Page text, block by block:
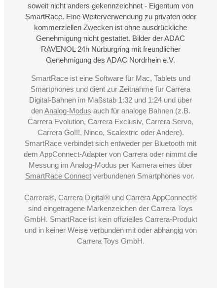
soweit nicht anders gekennzeichnet - Eigentum von
SmartRace. Eine Weiterverwendung zu privaten oder
kommerziellen Zwecken ist ohne ausdrückliche
Genehmigung nicht gestattet. Bilder der ADAC
RAVENOL 24h Nürburgring mit freundlicher
Genehmigung des ADAC Nordrhein e.V.
SmartRace ist eine Software für Mac, Tablets und
Smartphones und dient zur Zeitnahme für Carrera
Digital-Bahnen im Maßstab 1:32 und 1:24 und über
denAnalog-Modus auch für analoge Bahnen (z.B.
Carrera Evolution, Carrera Exclusiv, Carrera Servo,
Carrera Go!!!, Ninco, Scalextric oder Andere).
SmartRace verbindet sich entweder per Bluetooth mit
dem AppConnect-Adapter von Carrera oder nimmt die
Messung im Analog-Modus per Kamera eines über
SmartRace Connectverbundenen Smartphones vor.
Carrera®, Carrera Digital® und Carrera AppConnect®
sind eingetragene Markenzeichen der Carrera Toys
GmbH. SmartRace ist kein offizielles Carrera-Produkt
und in keiner Weise verbunden mit oder abhängig von
Carrera Toys GmbH.